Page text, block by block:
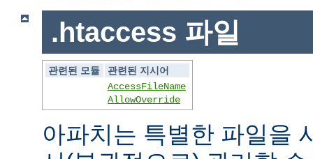
.htaccess 파일
관련된 모듈
관련된 지시어
AccessFileName
AllowOverride
아파치는 특별한 파일을